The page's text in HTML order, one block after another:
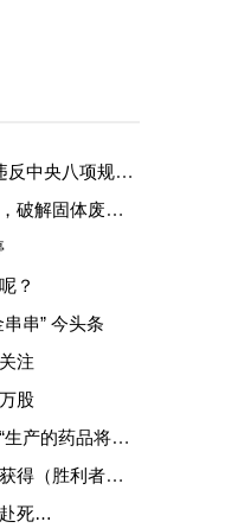
青海通报3起外出考察、培训期间违反中央八项规定精神典型案例-环球微资讯
世界微动态丨荆门检察一体化办案，破解固体废物污染治理难题
？
串” 今头条
注
股
外媒：莫德纳在华首签投资协议，“生产的药品将仅供中国人使用”
热点！世界新资讯：胜利之义怎么获得（胜利者的圣洁印记在哪换）
死…